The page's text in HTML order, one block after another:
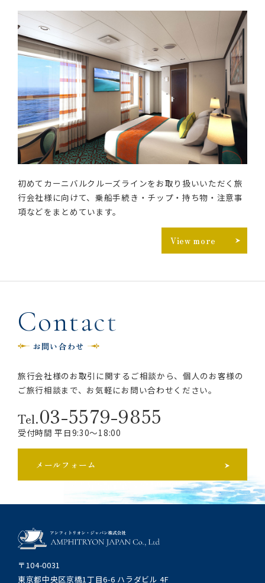
初めてカーニバルクルーズラインをお取り扱いいただく旅
行会社様に向けて、乗船手続き・チップ・持ち物・注意事
項などをまとめています。
View more
Contact
お問い合わせ
旅行会社様のお取引に関するご相談から、 個人のお客様の
ご旅行相談まで、お気軽にお問い合わせください。
Tel.03-5579-9855
受付時間 平日9:30～18:00
メールフォーム
〒104-0031
東京都中央区京橋1丁目6-6 ハラダビル 4F